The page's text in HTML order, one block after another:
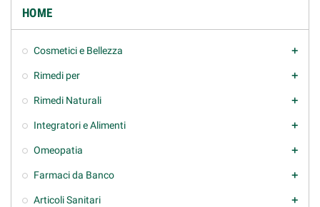
HOME
Cosmetici e Bellezza add
Rimedi per add
Rimedi Naturali add
Integratori e Alimenti add
Omeopatia add
Farmaci da Banco add
Articoli Sanitari add